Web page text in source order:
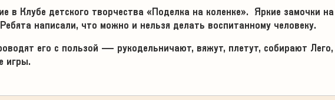
в Клубе детского творчества «Поделка на коленке». Яркие замочки
написали, что можно и нельзя делать воспитанному человеку.
его с пользой — рукодельничают, вяжут, плетут, собирают
игры.